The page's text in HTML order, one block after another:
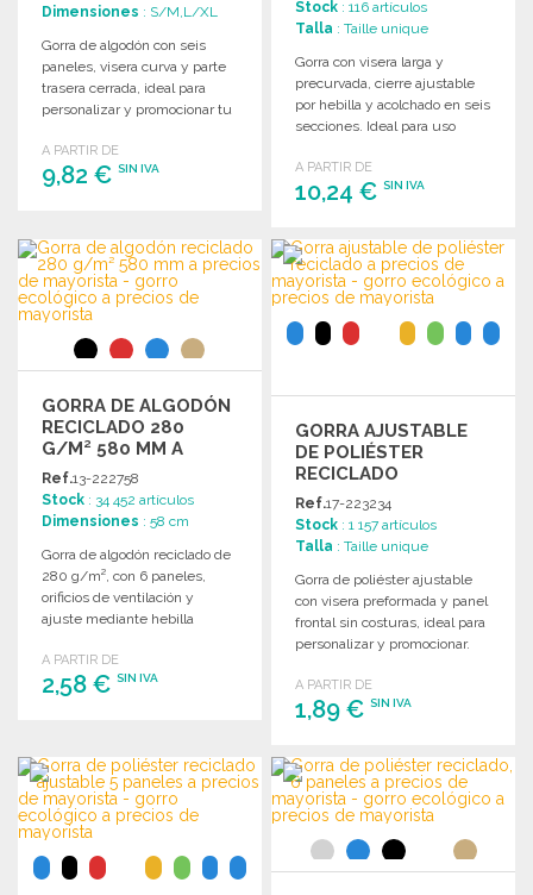
Dimensiones : S/M,L/XL
Gorra de algodón con seis
paneles, visera curva y parte
trasera cerrada, ideal para
personalizar y promocionar tu
A PARTIR DE
9,82 € SIN IVA
Solicitar un presupuesto
Stock : 116 artículos
Talla : Taille unique
Gorra con visera larga y
precurvada, cierre ajustable
por hebilla y acolchado en seis
secciones. Ideal para uso
A PARTIR DE
10,24 €SIN IVA
PEDIR
Solicitar un presupuesto
GORRA DE ALGODÓN
RECICLADO 280
G/M² 580 MM A
PRECIOS DE
MAYORISTA
Ref.13-222758
Stock : 34 452 artículos
Dimensiones : 58 cm
Gorra de algodón reciclado de
280 g/m², con 6 paneles,
orificios de ventilación y
ajuste mediante hebilla
A PARTIR DE
2,58 € SIN IVA
Solicitar un presupuesto
GORRA AJUSTABLE
DE POLIÉSTER
RECICLADO
Ref.17-223234
Stock : 1 157 artículos
Talla : Taille unique
Gorra de poliéster ajustable
con visera preformada y panel
frontal sin costuras, ideal para
personalizar y promocionar.
A PARTIR DE
1,89 €SIN IVA
PEDIR
Solicitar un presupuesto